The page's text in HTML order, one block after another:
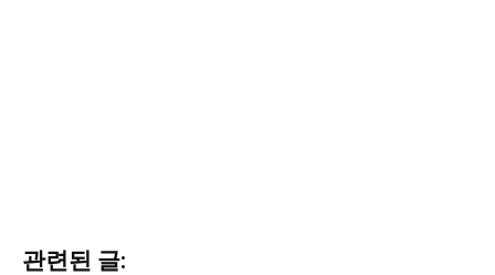
관련된 글: